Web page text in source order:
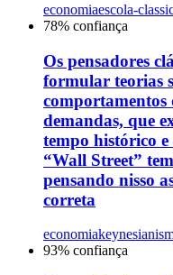
economiaescola-
78% confiança
Os pensadores
formular teorias
comportamentos
demandas, que
tempo histórico
“Wall Street”
pensando nisso
correta
economia
93% confiança